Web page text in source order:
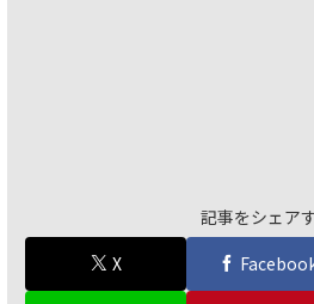
記事をシェア
X